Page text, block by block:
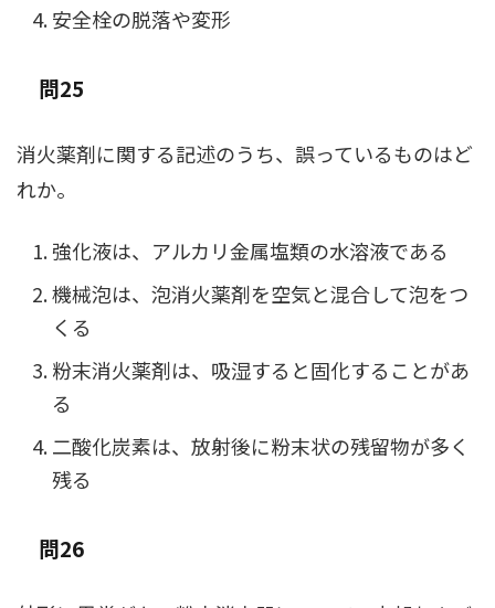
安全栓の脱落や変形
問25
消火薬剤に関する記述のうち、誤っているものはど
れか。
強化液は、アルカリ金属塩類の水溶液である
機械泡は、泡消火薬剤を空気と混合して泡をつ
くる
粉末消火薬剤は、吸湿すると固化することがあ
る
二酸化炭素は、放射後に粉末状の残留物が多く
残る
問26